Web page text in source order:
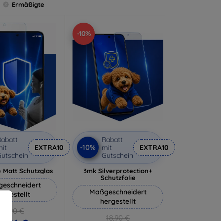
Ermäßigte
EXTRA10
Matt Schutzglas
12,90 €
-10%
-10%
Rabatt
mit
Gutschein
EXTRA10
3mk Silverprotection+
Schutzfolie
Maßgeschneidert
hergestellt
18,90 €